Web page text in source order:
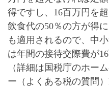
得ですし、16百万円を
飲食代の50％の方が得
も適用されるので、 中
は年間の接待交際費が
（詳細は国税庁のホー
ー（よくある税の質問